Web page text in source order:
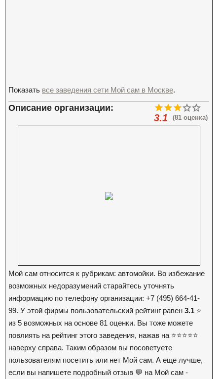
Показать все заведения сети Мой сам в Москве.
(81 оценка)
3.1
Описание организации:
Мой сам относится к рубрикам: автомойки. Во избежание
возможных недоразумений старайтесь уточнять
информацию по телефону организации: +7 (495) 664-41-
99. У этой фирмы пользовательский рейтинг равен 3.1 ⭐️
из 5 возможных на основе 81 оценки. Вы тоже можете
повлиять на рейтинг этого заведения, нажав на ⭐️⭐️⭐️⭐️⭐️
наверху справа. Таким образом вы посоветуете
пользователям посетить или нет Мой сам. А еще лучше,
если вы напишете подробный отзыв 💬 на Мой сам -